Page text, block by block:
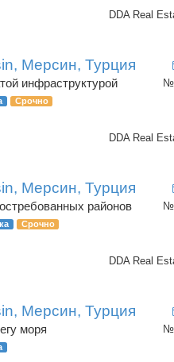
DDA Real
Мерсин, Турция
инфраструктурой
Срочно
DDA Real
Мерсин, Турция
районов
Срочно
DDA Real
Мерсин, Турция
моря